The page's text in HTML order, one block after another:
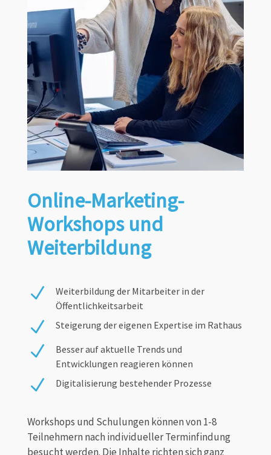
Online-Marketing-
Workshops und
Weiterbildung
N
Weiterbildung der Mitarbeiter in der
Öffentlichkeitsarbeit
N Steigerung der eigenen Expertise im Rathaus
N
Besser auf aktuelle Trends und
Entwicklungen reagieren können
N Digitalisierung bestehender Prozesse
Workshops und Schulungen können von 1-8
Teilnehmern nach individueller Terminfindung
besucht werden. Die Inhalte richten sich ganz